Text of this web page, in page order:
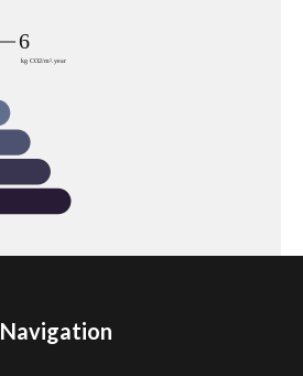
Navigation